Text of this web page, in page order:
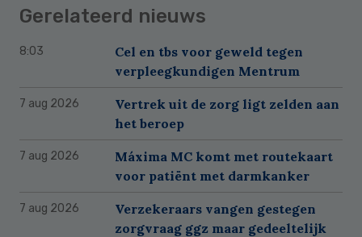
Gerelateerd nieuws
8:03
Cel en tbs voor geweld tegen
verpleegkundigen Mentrum
7 aug 2026
Vertrek uit de zorg ligt zelden aan
het beroep
7 aug 2026
Máxima MC komt met routekaart
voor patiënt met darmkanker
7 aug 2026
Verzekeraars vangen gestegen
zorgvraag ggz maar gedeeltelijk